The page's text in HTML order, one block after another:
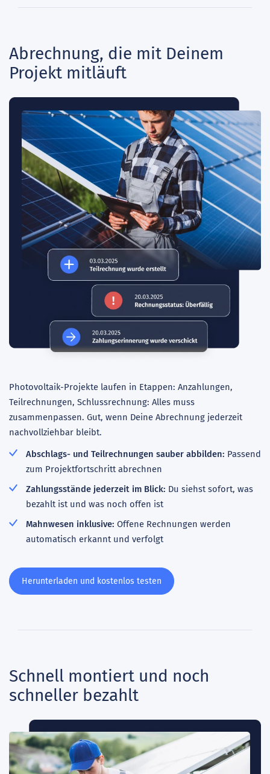
Abrechnung, die mit Deinem
Projekt mitläuft
Photovoltaik-Projekte laufen in Etappen: Anzahlungen,
Teilrechnungen, Schlussrechnung: Alles muss
zusammenpassen. Gut, wenn Deine Abrechnung jederzeit
nachvollziehbar bleibt.
Abschlags- und Teilrechnungen sauber abbilden: Passend
zum Projektfortschritt abrechnen
Zahlungsstände jederzeit im Blick: Du siehst sofort, was
bezahlt ist und was noch offen ist
Mahnwesen inklusive: Offene Rechnungen werden
automatisch erkannt und verfolgt
Herunterladen und kostenlos testen
Schnell montiert und noch
schneller bezahlt